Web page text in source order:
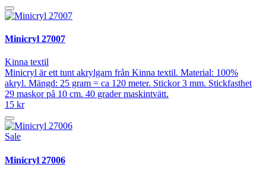
Minicryl 27007
Kinna textil
Minicryl är ett tunt akrylgarn från Kinna textil. Material: 100%
akryl. Mängd: 25 gram = ca 120 meter. Stickor 3 mm. Stickfasthet
29 maskor på 10 cm. 40 grader maskintvätt.
15 kr
Sale
Minicryl 27006